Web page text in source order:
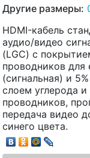
Другие размеры:
HDMI-кабель
аудио/видео
(LGC) с
проводников для
(сигнальная) и
слоем углерода
проводников,
передача видео
синего цвета.